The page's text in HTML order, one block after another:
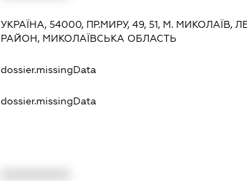
УКРАЇНА, 54000, ПР.МИРУ, 49, 51, М. МИКОЛАЇВ,
РАЙОН, МИКОЛАЇВСЬКА ОБЛАСТЬ
dossier.missingData
dossier.missingData